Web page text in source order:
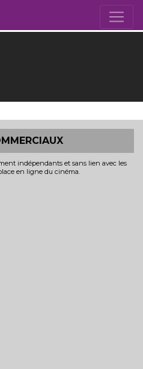
indépendants et sans lien avec les
en ligne du cinéma.